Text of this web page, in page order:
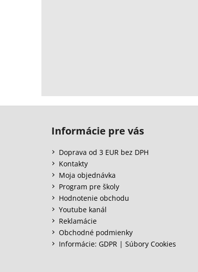
Informácie pre vás
Doprava od 3 EUR bez DPH
Kontakty
Moja objednávka
Program pre školy
Hodnotenie obchodu
Youtube kanál
Reklamácie
Obchodné podmienky
Informácie: GDPR | Súbory Cookies